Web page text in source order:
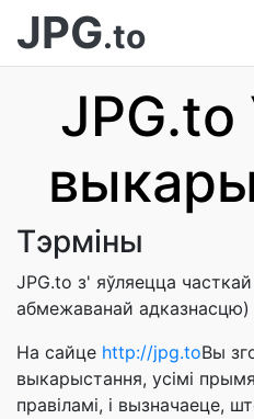
JPG.to
Тэрміны
JPG.to з' яўляецца часткай
абмежаванай адказнасцю)
На сайце http://jpg.toВы
выкарыстання, усімі
правіламі, і вызначаеце,